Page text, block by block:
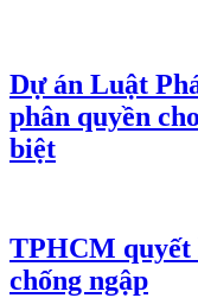
Dự án Luật
phân quyền
biệt
TPHCM quyết
chống ngập